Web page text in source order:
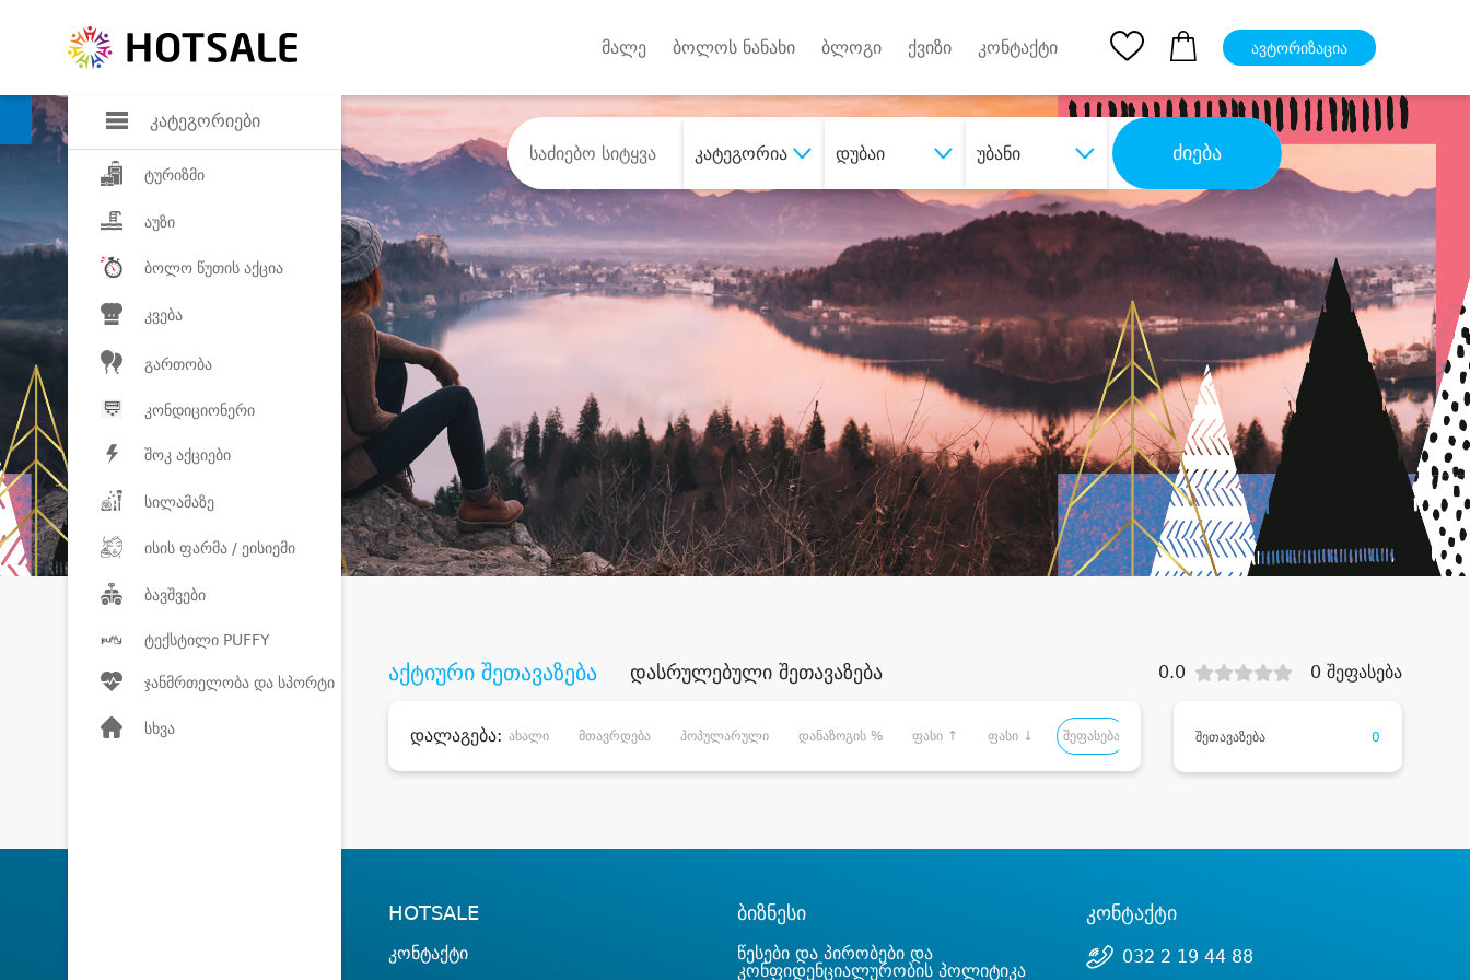
კატეგორიები
ტურიზმი
აუზი
ბოლო წუთის აქცია
კვება
გართობა
კონდიციონერი
შოკ აქციები
სილამაზე
ისის ფარმა / ეისიემი
ბავშვები
ტექსტილი PUFFY
ჯანმრთელობა და სპორტი
სხვა
მალე ბოლოს ნანახი ბლოგი ქვიზი კონტაქტი ავტორიზაცია
კატეგორია დუბაი უბანი ძიება
შეიძინესასურველი მომსახურება დიდი დანაზოგით
აქტიური შეთავაზება დასრულებული შეთავაზება 0.0 0 შეფასება
დალაგება: ახალი მთავრდება პოპულარული დანაზოგის % ფასი ↑ ფასი ↓ შეფასება შეთავაზება 0
HOTSALE
კონტაქტი
ბიზნესი
წესები და პირობები და
კონფიდენციალურობის პოლიტიკა
კონტაქტი
032 2 19 44 88